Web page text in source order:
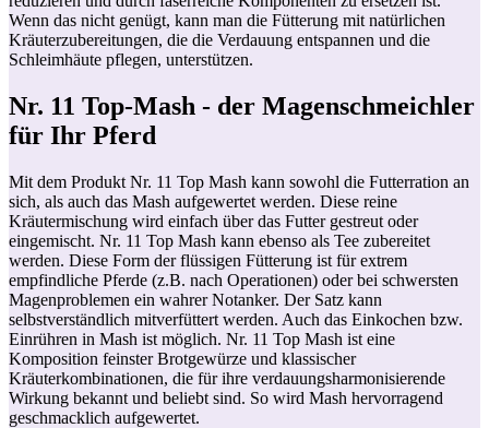
Wenn das nicht genügt, kann man die Fütterung mit natürlichen
Kräuterzubereitungen, die die Verdauung entspannen und die
Schleimhäute pflegen, unterstützen.
Nr. 11 Top-Mash - der Magenschmeichler
für Ihr Pferd
Mit dem Produkt Nr. 11 Top Mash kann sowohl die Futterration an
sich, als auch das Mash aufgewertet werden. Diese reine
Kräutermischung wird einfach über das Futter gestreut oder
eingemischt. Nr. 11 Top Mash kann ebenso als Tee zubereitet
werden. Diese Form der flüssigen Fütterung ist für extrem
empfindliche Pferde (z.B. nach Operationen) oder bei schwersten
Magenproblemen ein wahrer Notanker. Der Satz kann
selbstverständlich mitverfüttert werden. Auch das Einkochen bzw.
Einrühren in Mash ist möglich. Nr. 11 Top Mash ist eine
Komposition feinster Brotgewürze und klassischer
Kräuterkombinationen, die für ihre verdauungsharmonisierende
Wirkung bekannt und beliebt sind. So wird Mash hervorragend
geschmacklich aufgewertet.